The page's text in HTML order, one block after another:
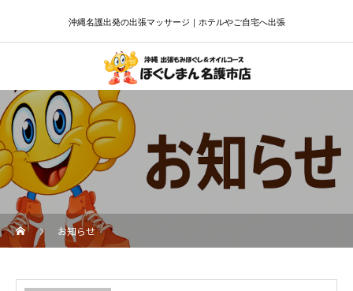
沖縄名護出発の出張マッサージ｜ホテルやご自宅へ出張
お知らせ